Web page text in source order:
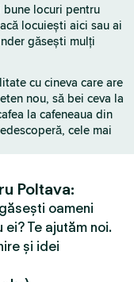
locuri pentru
locuiești aici sau ai
găsești mulți
cu cineva care are
nou, să bei ceva la
la cafeneaua din
cele mai
Poltava:
oameni
Te ajutăm noi.
și idei